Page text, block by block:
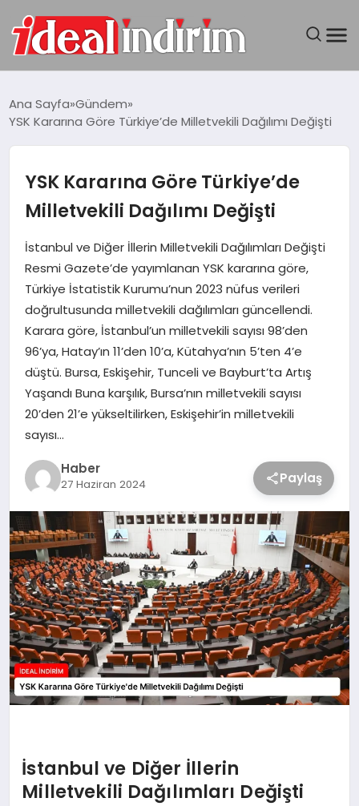
DÜNYA
SEYAHAT
TEKNOLOJI
YAŞAM
Ana Sayfa Gündem
YSK Kararına Göre Türkiye’de Milletvekili Dağılımı Değişti
YSK Kararına Göre Türkiye’de
Milletvekili Dağılımı Değişti
İstanbul ve Diğer İllerin Milletvekili Dağılımları Değişti
Resmi Gazete’de yayımlanan YSK kararına göre,
Türkiye İstatistik Kurumu’nun 2023 nüfus verileri
doğrultusunda milletvekili dağılımları güncellendi.
Karara göre, İstanbul’un milletvekili sayısı 98’den
96’ya, Hatay’ın 11’den 10’a, Kütahya’nın 5’ten 4’e
düştü. Bursa, Eskişehir, Tunceli ve Bayburt’ta Artış
Yaşandı Buna karşılık, Bursa’nın milletvekili sayısı
20’den 21’e yükseltilirken, Eskişehir’in milletvekili
sayısı…
Haber
27 Haziran 2024 Paylaş
İstanbul ve Diğer İllerin
Milletvekili Dağılımları Değişti